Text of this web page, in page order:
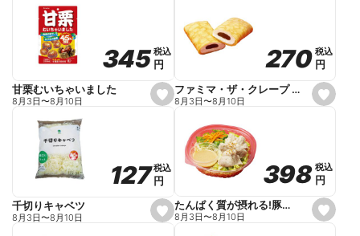
s
e
o
r
i
e
345
345税込
税込
円
円
甘栗むいちゃいました
8月3日〜8月10日
s
e
o
r
i
e
270
270 税込
税込
円
円
ファミマ・ザ・クレープ 生チョコ
8月3日〜8月10日
s
e
127
127税込
税込
円
円
千切りキャベツ
8月3日〜8月10日
s
e
398
398 税込
税込
円
円
たんぱく質が摂れる!豚しゃぶのパスタサラダ
8月3日〜8月10日